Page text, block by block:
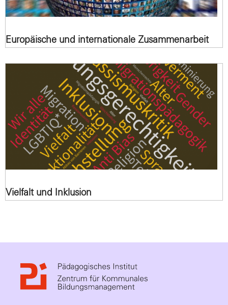
Europäische und internationale Zusammenarbeit
Vielfalt und Inklusion